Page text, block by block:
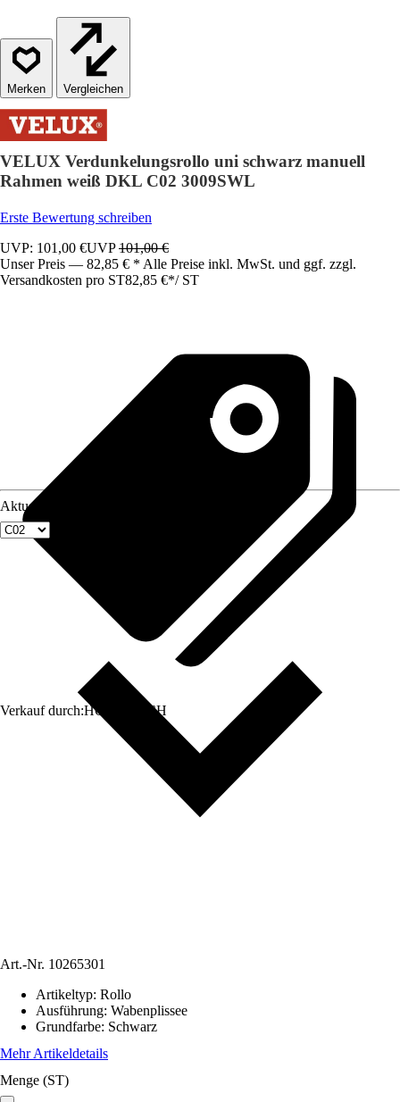
Vergleichen
VELUX Verdunkelungsrollo uni schwarz manuell
Rahmen weiß DKL C02 3009SWL
Erste Bewertung schreiben
UVP: 101,00 €UVP101,00 €
Unser Preis — 82,85 € * Alle Preise inkl. MwSt. und ggf. zzgl.
Versandkosten pro ST82,85 €*/ ST
Verkauf durch:HORNBACH
Aktuellste Fenstergröße
Art.-Nr. 10265301
Artikeltyp: Rollo
Ausführung: Wabenplissee
Grundfarbe: Schwarz
Mehr Artikeldetails
Menge (ST)